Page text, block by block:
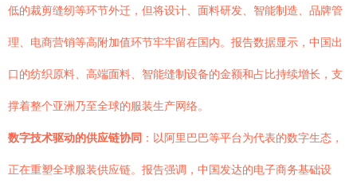
低的裁剪缝纫等环节外迁，但将设计、面料研发、智能制造、品牌管
理、电商营销等高附加值环节牢牢留在国内。报告数据显示，中国出
口的纺织原料、高端面料、智能缝制设备的金额和占比持续增长，支
撑着整个亚洲乃至全球的服装生产网络。
数字技术驱动的供应链协同 ：以阿里巴巴等平台为代表的数字生态，
正在重塑全球服装供应链。报告强调，中国发达的电子商务基础设